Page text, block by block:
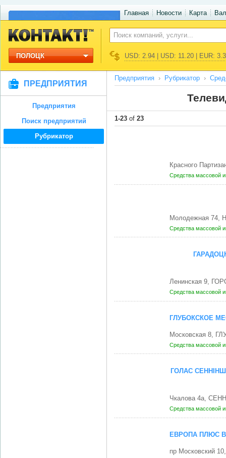
Главная Новости Карта
ПОЛОЦК USD: 2.94 | USD: 11.20 | EUR:
ПРЕДПРИЯТИЯ
Предприятия
Поиск предприятий
Рубрикатор
Предприятия Рубрикатор
1-23 of 23
Красного
Средства массовой
Молодежная 74,
Средства массовой
Ленинская 9,
Средства массовой
ГЛУБОКСКОЕ
Московская 8,
Средства массовой
ГОЛАС
Чкалова 4а,
Средства массовой
ЕВРОПА ПЛЮС
пр Московский